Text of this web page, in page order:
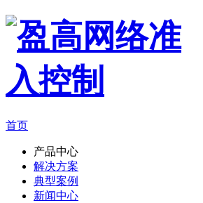
首页
产品中心
解决方案
典型案例
新闻中心